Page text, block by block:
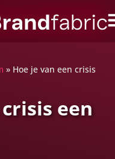
» Hoe je van een crisis
een